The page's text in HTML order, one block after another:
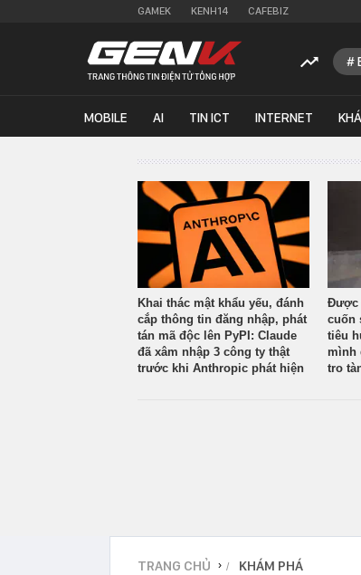
GAMEK KENH14 CAFEBIZ
MOBILE AI TIN ICT INTERNET
Khai thác mật khẩu yếu, đánh
cắp thông tin đăng nhập, phát
tán mã độc lên PyPI: Claude
đã xâm nhập 3 công ty thật
trước khi Anthropic phát hiện
Được
cuốn
tiêu
mình
tro
TRANG CHỦ › KHÁM PHÁ